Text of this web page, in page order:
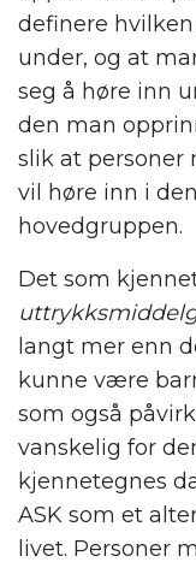
definere
under, og at
seg å høre inn
den man
slik at personer
vil høre inn i
hovedgruppen.
Det som
langt mer enn
kunne være
som også
vanskelig for
kjennetegnes
ASK som et
livet. Personer